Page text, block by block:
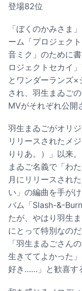
登場82位
「ぼくのかみさま
ーム「プロジェク
音ミク」のために
ロジェクトセカイ
とワンダーランズ
され、羽生まゐご
MVがそれぞれ公開
羽生まゐごがオリ
リリースされたメ
りりあ。）」以来
まゐご名義で「わ
月にリリースされ
い」の編曲を手が
バム「Slash-&-
たが、やはり羽生
にとって特別なの
「羽生まゐごさん
生きててよかった
好き……」と歓喜す